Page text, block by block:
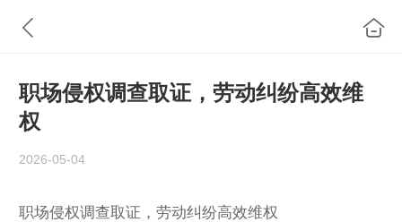
职场侵权调查取证，劳动纠纷高效维
权
2026-05-04
职场侵权调查取证，劳动纠纷高效维权